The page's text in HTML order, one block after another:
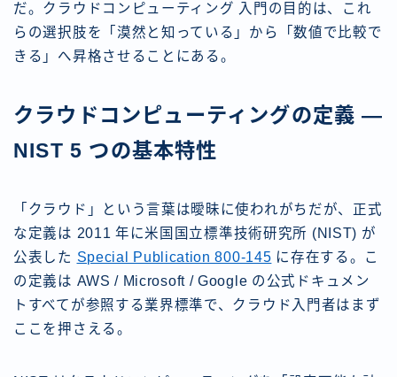
だ。クラウドコンピューティング 入門の目的は、これ
らの選択肢を「漠然と知っている」から「数値で比較で
きる」へ昇格させることにある。
クラウドコンピューティングの定義 —
NIST 5 つの基本特性
「クラウド」という言葉は曖昧に使われがちだが、正式
な定義は 2011 年に米国国立標準技術研究所 (NIST) が
公表した Special Publication 800-145 に存在する。こ
の定義は AWS / Microsoft / Google の公式ドキュメン
トすべてが参照する業界標準で、クラウド入門者はまず
ここを押さえる。